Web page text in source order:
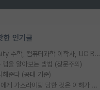
한 인기글
Korea University 수학, 컴퓨터과학 이학사, UC Berkeley 산업공학 대학원 공학박사가 되는 것은 쉽지 않겠죠?
랩을 알아보는 방법 (장문주의)
해준다 (공대 기준)
대학원생들 교수에게 가스라이팅 당한 것은 이해가 갑니다. 안타깝네요.